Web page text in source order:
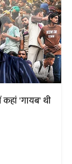
'गायब' थी